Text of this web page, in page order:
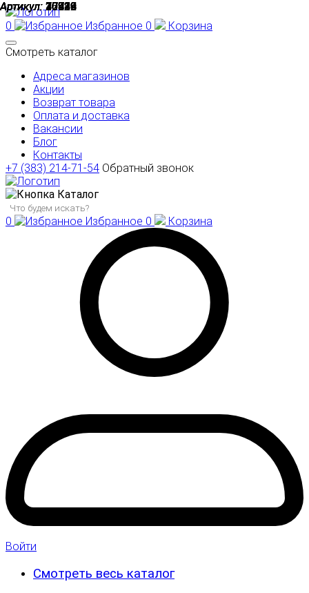
0 Избранное 0
Корзина
Смотреть каталог
Адреса магазинов
Акции
Возврат товара
Оплата и доставка
Вакансии
Блог
Контакты
+7 (383) 214-71-54 Обратный звонок
Каталог
0 Избранное 0 Корзина
Войти
Смотреть весь каталог
Артикул:27922
Артикул:17814
Артикул:10414
Артикул:10420
Артикул:10419
Артикул:7778
Артикул:30849
Артикул:26916
Артикул:40429